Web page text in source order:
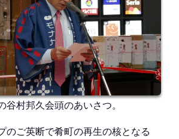
谷村邦久会頭のあいさつ。
のご英断で肴町の再生の核となる